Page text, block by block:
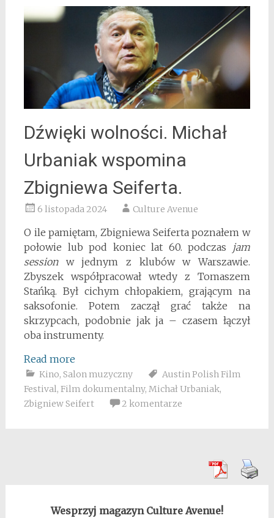
Dźwięki wolności. Michał
Urbaniak wspomina
Zbigniewa Seiferta.
6 listopada 2024 Culture Avenue
O ile pamiętam, Zbigniewa Seiferta poznałem w
połowie lub pod koniec lat 60. podczas jam
sessionw jednym z klubów w Warszawie.
Zbyszek współpracował wtedy z Tomaszem
Stańką. Był cichym chłopakiem, grającym na
saksofonie. Potem zaczął grać także na
skrzypcach, podobnie jak ja – czasem łączył
oba instrumenty.
Read more
Kino, Salon muzyczny
Austin Polish Film
Festival, Film dokumentalny, Michał Urbaniak,
Zbigniew Seifert
2 komentarze
Wesprzyj magazyn Culture Avenue!